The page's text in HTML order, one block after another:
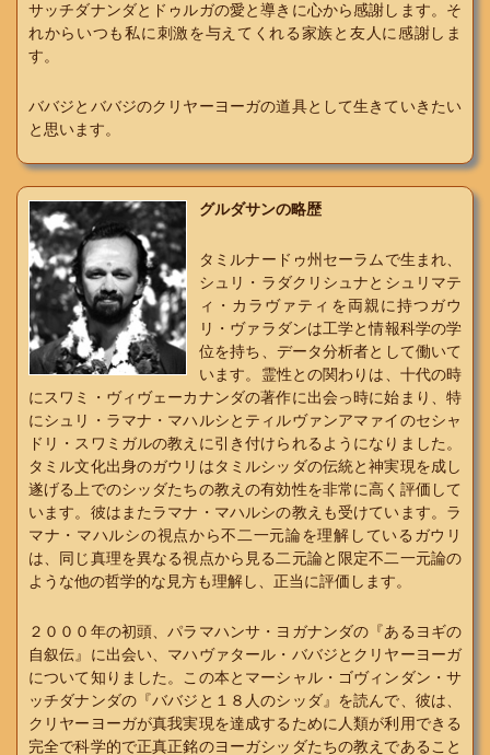
サッチダナンダとドゥルガの愛と導きに心から感謝します。そ
れからいつも私に刺激を与えてくれる家族と友人に感謝しま
す。
ババジとババジのクリヤーヨーガの道具として生きていきたい
と思います。
グルダサンの略歴
タミルナードゥ州セーラムで生まれ、
シュリ・ラダクリシュナとシュリマテ
ィ・カラヴァティを両親に持つガウ
リ・ヴァラダンは工学と情報科学の学
位を持ち、データ分析者として働いて
います。霊性との関わりは、十代の時
にスワミ・ヴィヴェーカナンダの著作に出会っ時に始まり、特
にシュリ・ラマナ・マハルシとティルヴァンアマァイのセシャ
ドリ・スワミガルの教えに引き付けられるようになりました。
タミル文化出身のガウリはタミルシッダの伝統と神実現を成し
遂げる上でのシッダたちの教えの有効性を非常に高く評価して
います。彼はまたラマナ・マハルシの教えも受けています。ラ
マナ・マハルシの視点から不二一元論を理解しているガウリ
は、同じ真理を異なる視点から見る二元論と限定不二一元論の
ような他の哲学的な見方も理解し、正当に評価します。
２０００年の初頭、パラマハンサ・ヨガナンダの『あるヨギの
自叙伝』に出会い、マハヴァタール・ババジとクリヤーヨーガ
について知りました。この本とマーシャル・ゴヴィンダン・サ
ッチダナンダの『ババジと１８人のシッダ』を読んで、彼は、
クリヤーヨーガが真我実現を達成するために人類が利用できる
完全で科学的で正真正銘のヨーガシッダたちの教えであること